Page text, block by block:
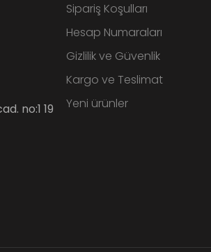
no:1 19
Sipariş Koşulları
Hesap Numaraları
Gizlilik ve Güvenlik
Kargo ve Teslimat
Yeni ürünler